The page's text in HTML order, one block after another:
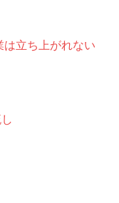
立ち上がれない